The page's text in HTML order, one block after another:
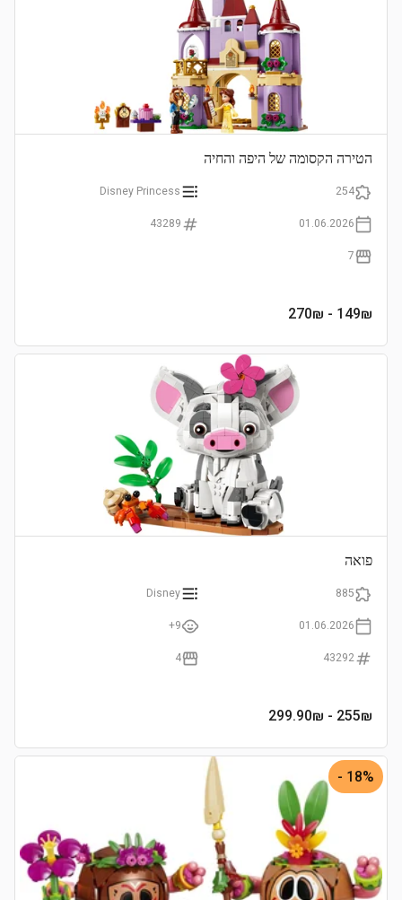
הטירה הקסומה של היפה והחיה
254
Disney Princess
01.06.2026
43289
7
149₪
- 270₪
פואה
885
Disney
01.06.2026
9+
43292
4
255₪
- 299.90₪
18% -